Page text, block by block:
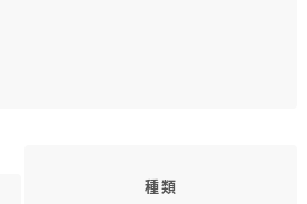
種類